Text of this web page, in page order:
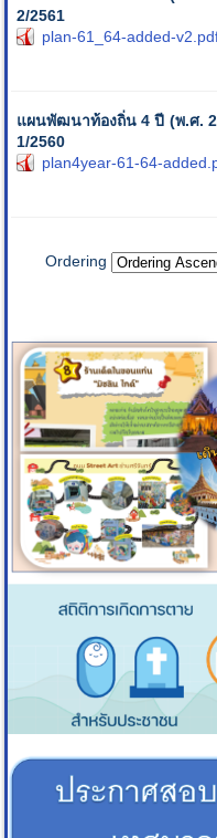
2/2561
plan-61_64-added-
แผนพัฒนาท้องถิ่น 4 ปี (พ.ศ.
1/2560
plan4year-61-64-
Ordering